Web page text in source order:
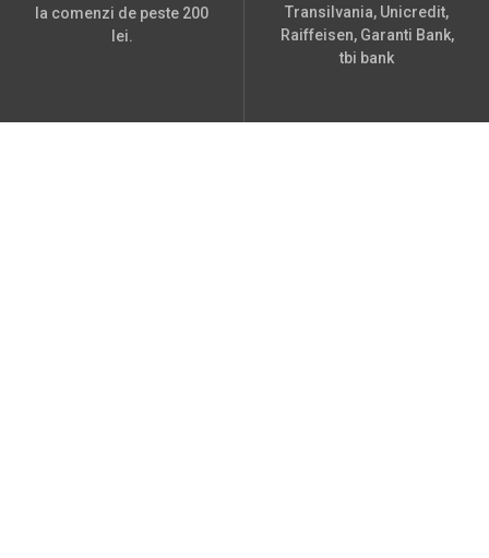
la comenzi de peste 200
lei.
Transilvania, Unicredit,
Raiffeisen, Garanti Bank,
tbi bank